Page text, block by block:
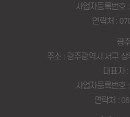
사업자등록번
연락처 :
광
주소 : 광주광역시 서구
대표자
사업자등록번
연락처 :